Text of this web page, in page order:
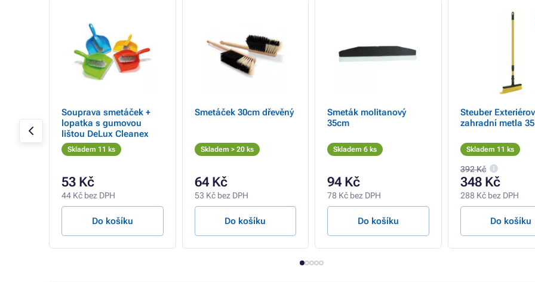
Souprava smetáček +
lopatka s gumovou
lištou DeLux Cleanex
Skladem 11 ks
53 Kč
44 Kč bez DPH
Do košíku
Smetáček 30cm dřevěný
Skladem > 20 ks
64 Kč
53 Kč bez DPH
Do košíku
Smeták molitanový
35cm
Skladem 6 ks
94 Kč
78 Kč bez DPH
Do košíku
Steuber
zahradní metla
Skladem 11 ks
392 Kč
348 Kč
288 Kč bez DPH
Do košíku